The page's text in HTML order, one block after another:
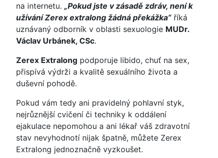
na internetu. „Pokud jste v zásadě zdráv, není k
užívání Zerex extralong žádná překážka” říká
uznávaný odborník v oblasti sexuologie MUDr.
Václav Urbánek, CSc.
Zerex Extralong podporuje libido, chuť na sex,
přispívá výdrži a kvalitě sexuálního života a
duševní pohodě.
Pokud vám tedy ani pravidelný pohlavní styk,
nejrůznější cvičení či techniky k oddálení
ejakulace nepomohou a ani lékař váš zdravotní
stav nevyhodnotí nijak špatně, můžete Zerex
Extralong jednoznačně vyzkoušet.